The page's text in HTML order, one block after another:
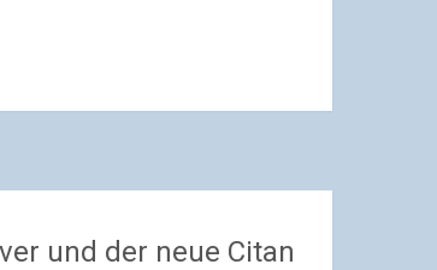
und der neue Citan